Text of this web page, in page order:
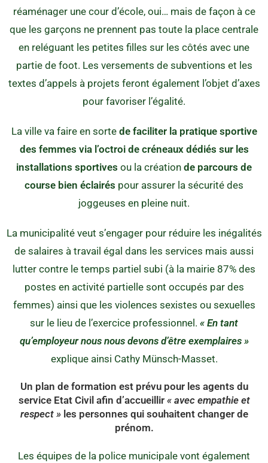
réaménager une cour d’école, oui… mais de façon à ce
que les garçons ne prennent pas toute la place centrale
en reléguant les petites filles sur les côtés avec une
partie de foot. Les versements de subventions et les
textes d’appels à projets feront également l’objet d’axes
pour favoriser l’égalité.
La ville va faire en sortede faciliter la pratique sportive
des femmes via l’octroi de créneaux dédiés sur les
installations sportives ou la création de parcours de
course bien éclairés pour assurer la sécurité des
joggeuses en pleine nuit.
La municipalité veut s’engager pour réduire les inégalités
de salaires à travail égal dans les services mais aussi
lutter contre le temps partiel subi (à la mairie 87% des
postes en activité partielle sont occupés par des
femmes) ainsi que les violences sexistes ou sexuelles
sur le lieu de l’exercice professionnel. « En tant
qu’employeur nous nous devons d’être exemplaires »
explique ainsi Cathy Münsch-Masset.
Un plan de formation est prévu pour les agents du
service Etat Civil afin d’accueillir « avec empathie et
respect »les personnes qui souhaitent changer de
prénom.
Les équipes de la police municipale vont également